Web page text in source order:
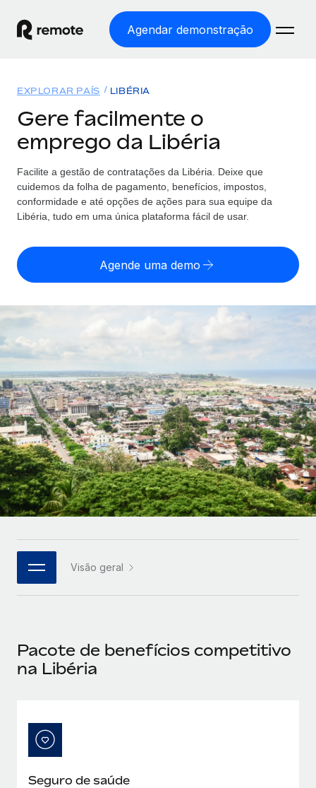
Agendar demonstração
EMPREGO GLOBAL
Processamento Salarial
Processamento salarial fácil e em conformidade
Employer of Record
entidades
SERVICES
Perguntar a um especialista
Obtenha apoio especializado em RH e
conformidade globais
Soluções
COBERTURA GLOBAL
Explorador de países
Encontra apoio para emprego global por país
Comparar a Remote
Veja como nos comparamos com os outros
Parceiros tecnológicos estratégicos
Integre os RH globais na sua plataforma de forma
CASE STUDIES
Preçário
English
Français
Deutsch
Español
Italiano
Português (Portugal)
日本語
한국어
中文（简体）
Início de sessão
EXPLORAR PAÍS LIBÉRIA
Gere facilmente o
emprego da Libéria
Facilite a gestão de contratações da Libéria. Deixe que
cuidemos da folha de pagamento, benefícios, impostos,
conformidade e até opções de ações para sua equipe da
Libéria, tudo em uma única plataforma fácil de usar.
Agende uma demo
Visão geral
Pacote de benefícios competitivo
na Libéria
Seguro de saúde